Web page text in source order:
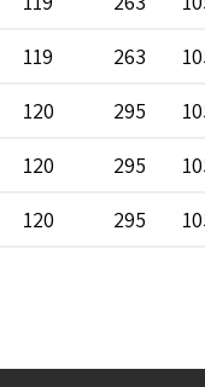
119 263
120 295
120 295
120 295